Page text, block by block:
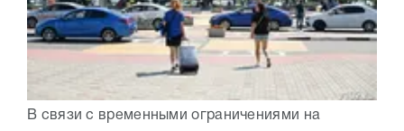
В связи с временными ограничениями на